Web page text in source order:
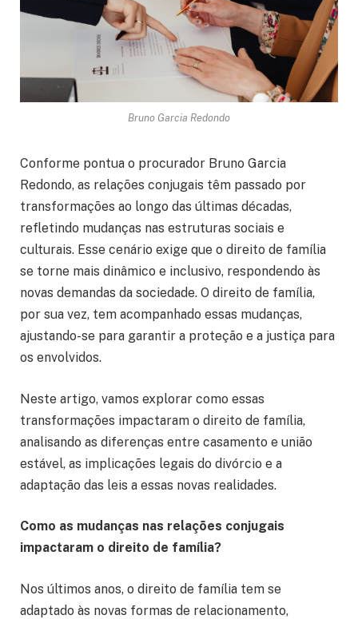
Bruno Garcia Redondo
Conforme pontua o procurador Bruno Garcia
Redondo, as relações conjugais têm passado por
transformações ao longo das últimas décadas,
refletindo mudanças nas estruturas sociais e
culturais. Esse cenário exige que o direito de família
se torne mais dinâmico e inclusivo, respondendo às
novas demandas da sociedade. O direito de família,
por sua vez, tem acompanhado essas mudanças,
ajustando-se para garantir a proteção e a justiça para
os envolvidos.
Neste artigo, vamos explorar como essas
transformações impactaram o direito de família,
analisando as diferenças entre casamento e união
estável, as implicações legais do divórcio e a
adaptação das leis a essas novas realidades.
Como as mudanças nas relações conjugais
impactaram o direito de família?
Nos últimos anos, o direito de família tem se
adaptado às novas formas de relacionamento,